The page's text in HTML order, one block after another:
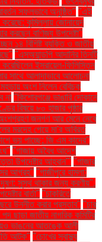
সফলভাবে অনুষ্ঠিত" "এই
কুমিল্লায় জোনায়েদ
করছেন বাণিজ্য উপদেষ্টা"
১৪ বিশিষ্ট ব্যক্তি ও জাতীয়
"এসঅ্যান্ডপি আদানির তিনটি
করেছিলেন ইসরায়েল-ফিলিস্তিন
সাথে আলাদাভাবে আলোচনা
মহড়ায় অংশ নিলেন বেবিচক
না "কিশোরগঞ্জে ভাঙারি দোকানে
বিষয়ে ৮০ হাজার পৃষ্ঠার
অংশগ্রহণ জনগণ আর মেনে নেবে
মরদেহ পেয়ে মা'র অবিরত
ভয় পাচ্ছে: জি এম কাদের"
"গাজায় অবৈধ আদেশ
উপদেষ্টার আহ্বান"' "গাজার
আগ্রহ" "গাজীপুরে হামলা:
দূষণ: সুস্থ থাকার জন্য করণীয়".
বার্তা" "চাকরিতে
উন্নীত করার প্রস্তাব" "চার
পদ ছাড়া জাতীয় নাগরিক কমিটির
ভাঙনের আতঙ্কে আলী
আটক" "চোখের স্বাস্থ্য